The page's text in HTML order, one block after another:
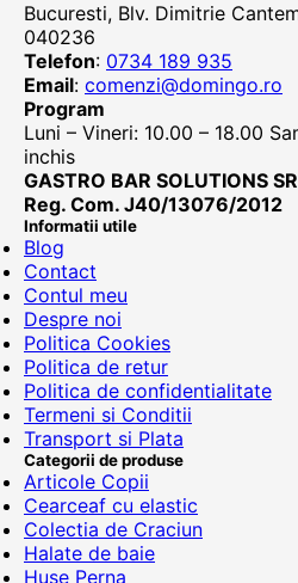
Bucuresti, Blv. Dimitrie
040236
Telefon: 0734 189 935
Email: comenzi@domingo.ro
Program
Luni – Vineri: 10.00 – 18.00
inchis
GASTRO BAR SOLUTIONS
Reg. Com. J40/13076/2012
Informatii utile
Blog
Contact
Contul meu
Despre noi
Politica Cookies
Politica de retur
Politica de confidentialitate
Termeni si Conditii
Transport si Plata
Categorii de produse
Articole Copii
Cearceaf cu elastic
Colectia de Craciun
Halate de baie
Huse Perna